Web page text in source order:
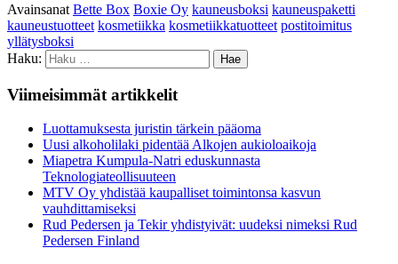
Avainsanat Bette Box Boxie Oy kauneusboksi kauneuspaketti
kauneustuotteet kosmetiikka kosmetiikkatuotteet postitoimitus
yllätysboksi
Haku:
Viimeisimmät artikkelit
Luottamuksesta juristin tärkein pääoma
Uusi alkoholilaki pidentää Alkojen aukioloaikoja
Miapetra Kumpula-Natri eduskunnasta
Teknologiateollisuuteen
MTV Oy yhdistää kaupalliset toimintonsa kasvun
vauhdittamiseksi
Rud Pedersen ja Tekir yhdistyivät: uudeksi nimeksi Rud
Pedersen Finland